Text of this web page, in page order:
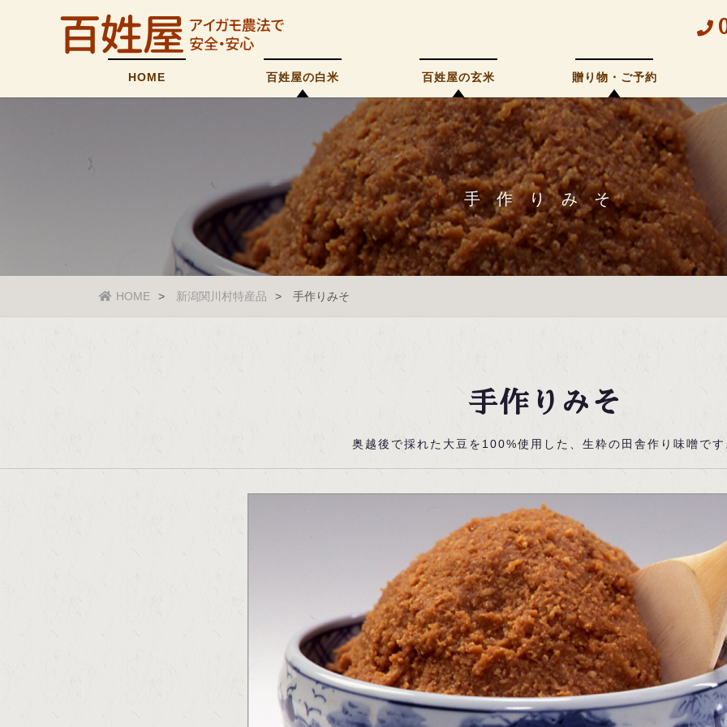
HOME 百姓屋の白米 百姓屋の玄米 贈り物・ご予約
手作りみそ
HOME 新潟関川村特産品 手作りみそ
手作りみそ
奥越後で採れた大豆を100%使用した、生粋の田舎作り味噌で